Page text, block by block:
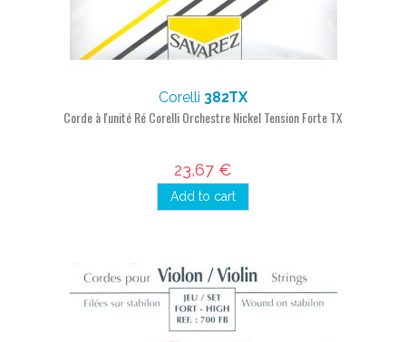
Corelli 382TX
Corde à l'unité Ré Corelli Orchestre Nickel Tension Forte TX
23,67 €
Add to cart